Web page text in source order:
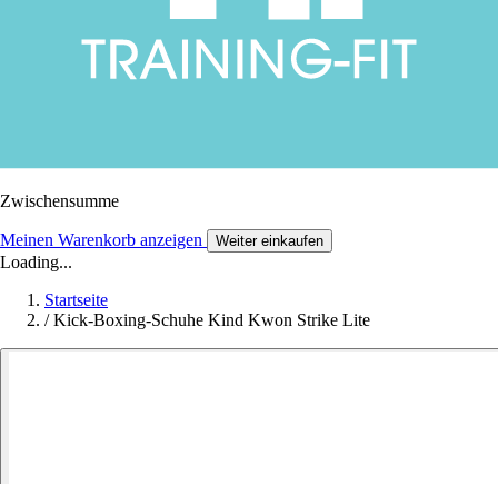
Zwischensumme
Meinen Warenkorb anzeigen Weiter einkaufen
Loading...
Startseite
/ Kick-Boxing-Schuhe Kind Kwon Strike Lite